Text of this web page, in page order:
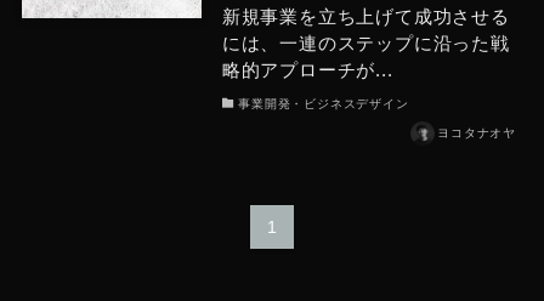
新規事業を立ち上げて成功させる
には、一連のステップに沿った戦
略的アプローチが...
事業開発・ビジネスデザイン
ヨコタナオヤ
1